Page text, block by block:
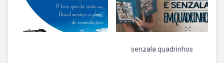
senzala quadrinhos